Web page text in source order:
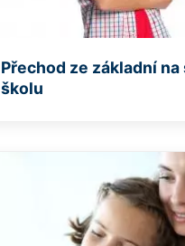
Přechod ze základní
školu